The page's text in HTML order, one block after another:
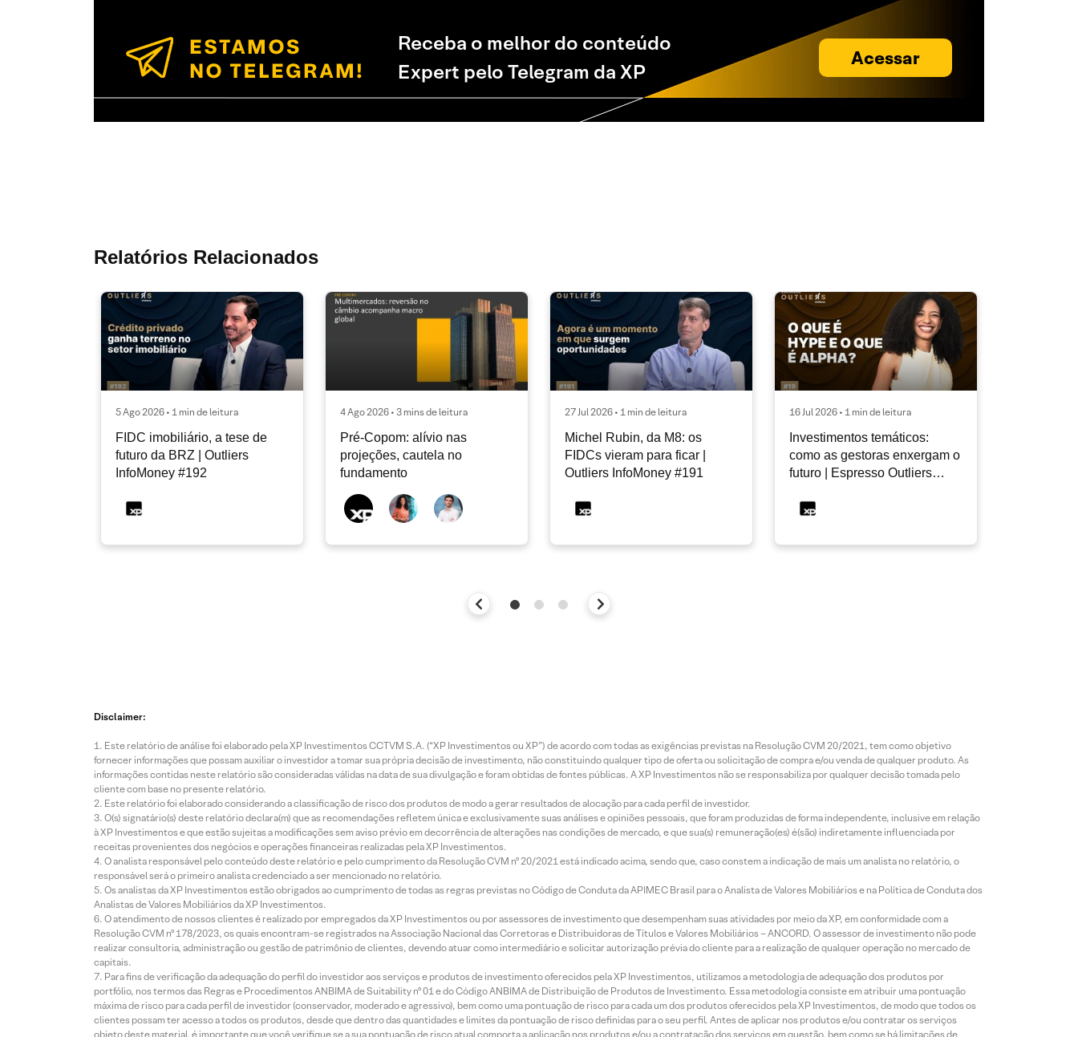
Receba o melhor do conteúdo
Expert pelo Telegram da XP
Acessar
Relatórios Relacionados
5 Ago 2026 • 1 min de leitura
FIDC imobiliário, a tese de
futuro da BRZ | Outliers
InfoMoney #192
4 Ago 2026 • 3 mins de leitura
Pré-Copom: alívio nas
projeções, cautela no
fundamento
27 Jul 2026 • 1 min de leitura
Michel Rubin, da M8: os
FIDCs vieram para ficar |
Outliers InfoMoney #191
16 Jul 2026 • 1 min de leitura
Investimentos temáticos:
como as gestoras enxergam o
futuro | Espresso Outliers
Disclaimer:
Este relatório de análise foi elaborado pela XP Investimentos CCTVM S.A. (“XP Investimentos ou XP”) de acordo com todas as exigências previstas na Resolução CVM 20/2021, tem como objetivo
fornecer informações que possam auxiliar o investidor a tomar sua própria decisão de investimento, não constituindo qualquer tipo de oferta ou solicitação de compra e/ou venda de qualquer produto. As
informações contidas neste relatório são consideradas válidas na data de sua divulgação e foram obtidas de fontes públicas. A XP Investimentos não se responsabiliza por qualquer decisão tomada pelo
cliente com base no presente relatório.
Este relatório foi elaborado considerando a classificação de risco dos produtos de modo a gerar resultados de alocação para cada perfil de investidor.
O(s) signatário(s) deste relatório declara(m) que as recomendações refletem única e exclusivamente suas análises e opiniões pessoais, que foram produzidas de forma independente, inclusive em relação
à XP Investimentos e que estão sujeitas a modificações sem aviso prévio em decorrência de alterações nas condições de mercado, e que sua(s) remuneração(es) é(são) indiretamente influenciada por
receitas provenientes dos negócios e operações financeiras realizadas pela XP Investimentos.
O analista responsável pelo conteúdo deste relatório e pelo cumprimento da Resolução CVM nº 20/2021 está indicado acima, sendo que, caso constem a indicação de mais um analista no relatório, o
responsável será o primeiro analista credenciado a ser mencionado no relatório.
Os analistas da XP Investimentos estão obrigados ao cumprimento de todas as regras previstas no Código de Conduta da APIMEC Brasil para o Analista de Valores Mobiliários e na Política de Conduta dos
Analistas de Valores Mobiliários da XP Investimentos.
O atendimento de nossos clientes é realizado por empregados da XP Investimentos ou por assessores de investimento que desempenham suas atividades por meio da XP, em conformidade com a
Resolução CVM nº 178/2023, os quais encontram-se registrados na Associação Nacional das Corretoras e Distribuidoras de Títulos e Valores Mobiliários – ANCORD. O assessor de investimento não pode
realizar consultoria, administração ou gestão de patrimônio de clientes, devendo atuar como intermediário e solicitar autorização prévia do cliente para a realização de qualquer operação no mercado de
capitais.
Para fins de verificação da adequação do perfil do investidor aos serviços e produtos de investimento oferecidos pela XP Investimentos, utilizamos a metodologia de adequação dos produtos por
portfólio, nos termos das Regras e Procedimentos ANBIMA de Suitability nº 01 e do Código ANBIMA de Distribuição de Produtos de Investimento. Essa metodologia consiste em atribuir uma pontuação
máxima de risco para cada perfil de investidor (conservador, moderado e agressivo), bem como uma pontuação de risco para cada um dos produtos oferecidos pela XP Investimentos, de modo que todos os
clientes possam ter acesso a todos os produtos, desde que dentro das quantidades e limites da pontuação de risco definidas para o seu perfil. Antes de aplicar nos produtos e/ou contratar os serviços
objeto deste material, é importante que você verifique se a sua pontuação de risco atual comporta a aplicação nos produtos e/ou a contratação dos serviços em questão, bem como se há limitações de